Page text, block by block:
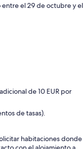
el 29 de octubre y el
de 10 EUR por
de tasas).
habitaciones donde